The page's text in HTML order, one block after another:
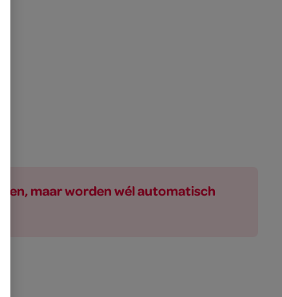
maar worden wél automatisch